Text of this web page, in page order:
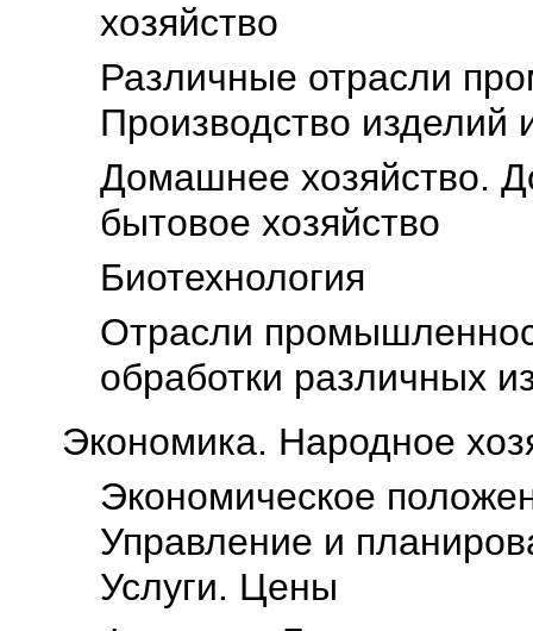
хозяйство
Различные отрасли
Производство изделий
Домашнее хозяйство.
бытовое хозяйство
Биотехнология
Oтрасли
обработки различных
Экономика. Народное
Экономическое
Управление и
Услуги. Цены